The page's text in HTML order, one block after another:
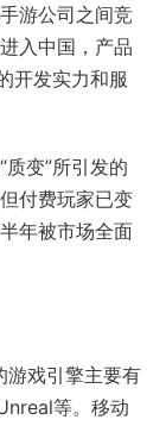
游公司之间竞
入中国，产品
开发实力和服
变”所引发的
付费玩家已变
年被市场全面
游戏引擎主要有
等。移动